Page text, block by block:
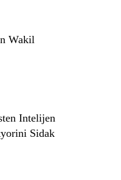
Wakil
Intelijen
Sidak